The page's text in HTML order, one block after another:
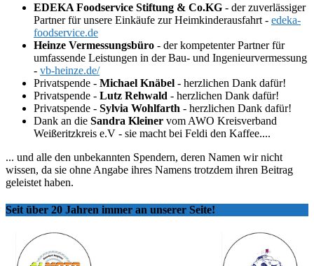
EDEKA Foodservice Stiftung & Co.KG - der zuverlässiger
Partner für unsere Einkäufe zur Heimkinderausfahrt - edeka-
foodservice.de
Heinze Vermessungsbüro - der kompetenter Partner für
umfassende Leistungen in der Bau- und Ingenieurvermessung
- vb-heinze.de/
Privatspende - Michael Knäbel - herzlichen Dank dafür!
Privatspende - Lutz Rehwald - herzlichen Dank dafür!
Privatspende - Sylvia Wohlfarth - herzlichen Dank dafür!
Dank an die Sandra Kleiner vom AWO Kreisverband
Weißeritzkreis e.V - sie macht bei Feldi den Kaffee....
... und alle den unbekannten Spendern, deren Namen wir nicht
wissen, da sie ohne Angabe ihres Namens trotzdem ihren Beitrag
geleistet haben.
Seit über 20 Jahren immer an unserer Seite!